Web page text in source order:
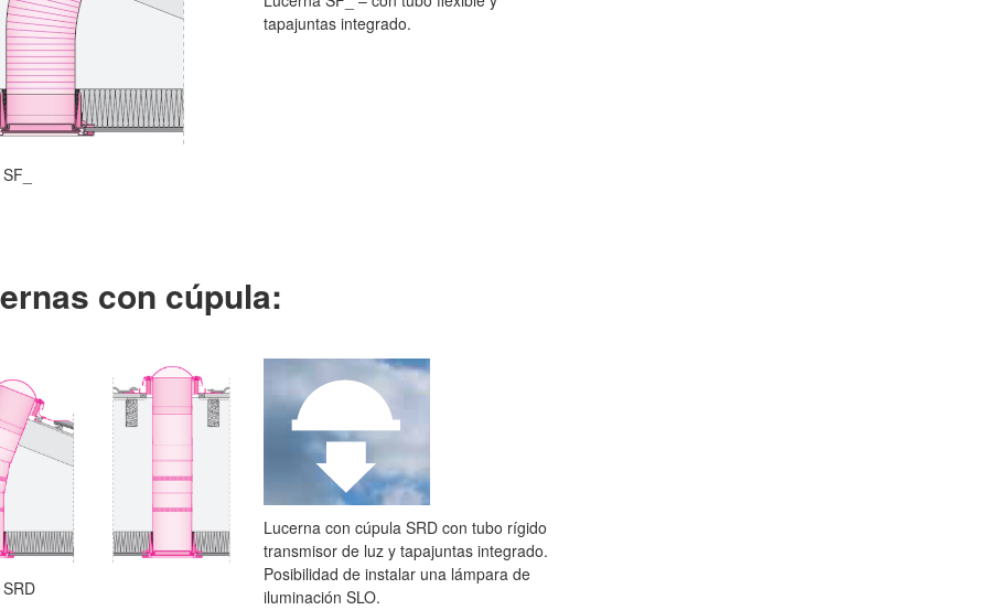
tapajuntas integrado.
con cúpula:
Lucerna con cúpula SRD con tubo rígido
transmisor de luz y tapajuntas integrado.
Posibilidad de instalar una lámpara de
iluminación SLO.